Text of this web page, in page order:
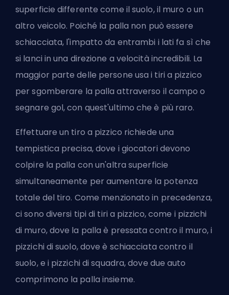
superficie differente come il suolo, il muro o un
altro veicolo. Poiché la palla non può essere
schiacciata, l'impatto da entrambi i lati fa sì che
si lanci in una direzione a velocità incredibili. La
maggior parte delle persone usa i tiri a pizzico
per sgomberare la palla attraverso il campo o
segnare gol, con quest'ultimo che è più raro.
Effettuare un tiro a pizzico richiede una
tempistica precisa, dove i giocatori devono
colpire la palla con un'altra superficie
simultaneamente per aumentare la potenza
totale del tiro. Come menzionato in precedenza,
ci sono diversi tipi di tiri a pizzico, come i pizzichi
di muro, dove la palla è pressata contro il muro, i
pizzichi di suolo, dove è schiacciata contro il
suolo, e i pizzichi di squadra, dove due auto
comprimono la palla insieme.